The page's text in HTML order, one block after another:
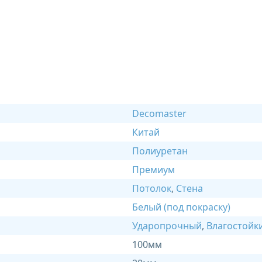
Decomaster
Китай
Полиуретан
Премиум
Потолок, Стена
Белый (под покраску)
Ударопрочный,
100мм